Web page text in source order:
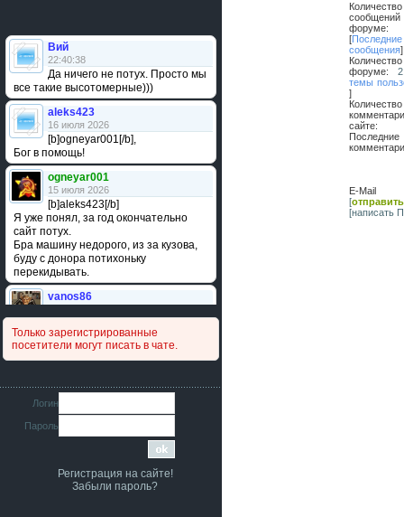
Вий
22:40:38
Да ничего не потух. Просто мы
все такие высотомерные)))
aleks423
16 июля 2026
[b]ogneyar001[/b],
Бог в помощь!
ogneyar001
15 июля 2026
[b]aleks423[/b]
Я уже понял, за год окончательно
сайт потух.
Бра машину недорого, из за кузова,
буду с донора потихоньку
перекидывать.
vanos86
сравнивал подушку акпп бензиновой и
дизельной машины намера
4578063AG и 4578061AG? По фото
iMrCoffeeBLR4
11 июля 2026
[b]era124[/b],
Ага понял буду знать спасибо
era124
7 июля 2026
Только зарегистрированные
посетители могут писать в чате.
Логин
Пароль
Регистрация на сайте!
Забыли пароль?
Количество
[Последние
сообщения]
форуме: 2
темы
]
Количество
Последние
E-Mail
[
[написать